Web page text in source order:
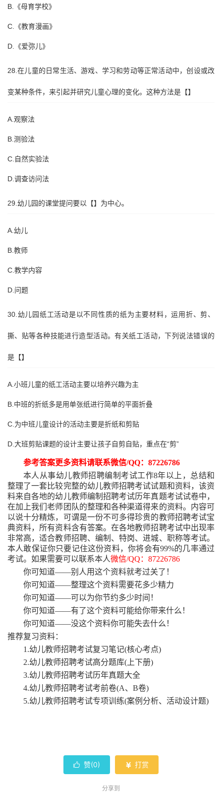
B.《母育学校》
C.《教育漫画》
D.《爱弥儿》
28.在儿童的日常生活、游戏、学习和劳动等正常活动中，创设或改
变某种条件，来引起并研究儿童心理的变化。这种方法是【】
A.观察法
B.测验法
C.自然实验法
D.调查访问法
29.幼儿园的课堂提问要以【】为中心。
A.幼儿
B.教师
C.教学内容
D.问题
30.幼儿园纸工活动是以不同性质的纸为主要材料，运用折、剪、
撕、贴等各种技能进行造型活动。有关纸工活动，下列说法错误的
是【】
A.小班儿童的纸工活动主要以培养兴趣为主
B.中班的折纸多是用单张纸进行简单的平面折叠
C.为中班儿童设计的活动主要是折纸和剪贴
D.大班剪贴课题的设计主要让孩子自剪自贴，重点在“剪”
参考答案更多资料请联系微信/QQ：87226786
本人从事幼儿教师招聘编制考试工作8年以上，总结和
整理了一套比较完整的幼儿教师招聘考试试题和资料，该资
料来自各地的幼儿教师编制招聘考试历年真题考试试卷中，
在加上我们老师团队的整理和各种渠道得来的资料。内容可
以说十分精炼，可谓是一份不可多得珍贵的教师招聘考试宝
典资料，所有资料含有答案。在各地教师招聘考试中出现率
非常高，适合教师招聘、编制、特岗、进城、职称等考试。
本人敢保证你只要记住这份资料，你将会有99%的几率通过
考试。如果需要可以联系本人微信/QQ：87226786
你可知道——别人用这个资料就考过关了！
你可知道——整理这个资料需要花多少精力
你可知道——可以为你节约多少时间！
你可知道——有了这个资料可能给你带来什么！
你可知道——没这个资料你可能失去什么！
推荐复习资料：
1.幼儿教师招聘考试复习笔记(核心考点)
2.幼儿教师招聘考试高分题库(上下册)
3.幼儿教师招聘考试历年真题大全
4.幼儿教师招聘考试考前卷(A、B卷)
5.幼儿教师招聘考试专项训练(案例分析、活动设计题)
 赞(0)  打赏
分享到